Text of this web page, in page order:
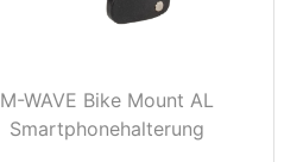
M-WAVE Bike Mount AL
Smartphonehalterung